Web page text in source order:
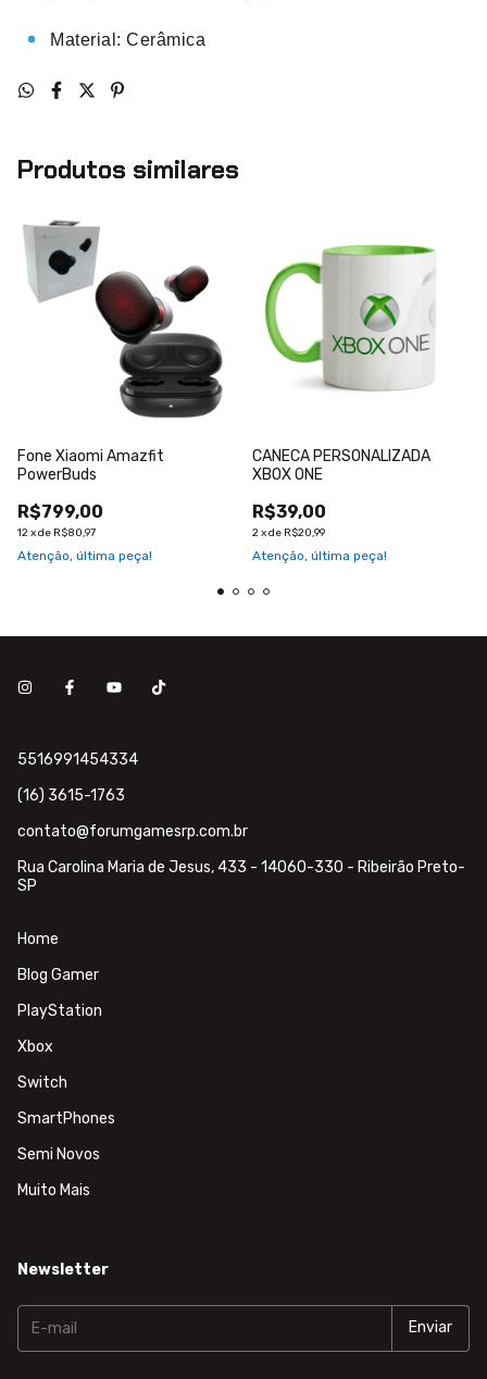
Material: Cerâmica
Produtos similares
Fone Xiaomi Amazfit
PowerBuds
R$799,00
12xde R$80,97
Atenção, última peça!
CANECA PERSONALIZADA
XBOX ONE
R$39,00
2xde R$20,99
Atenção, última peça!
5516991454334
(16) 3615-1763
contato@forumgamesrp.com.br
Rua Carolina Maria de Jesus, 433 - 14060-330 - Ribeirão Preto-
SP
Home
Blog Gamer
PlayStation
Xbox
Switch
SmartPhones
Semi Novos
Muito Mais
Newsletter